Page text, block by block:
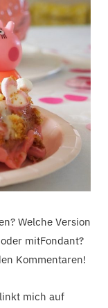
Welche Version
mitFondant?
Kommentaren!
mich auf